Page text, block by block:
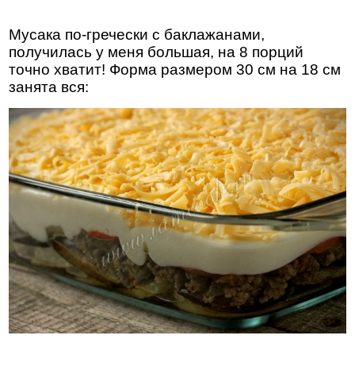
Мусака по-гречески с баклажанами,
получилась у меня большая, на 8 порций
точно хватит! Форма размером 30 см на 18 см
занята вся: